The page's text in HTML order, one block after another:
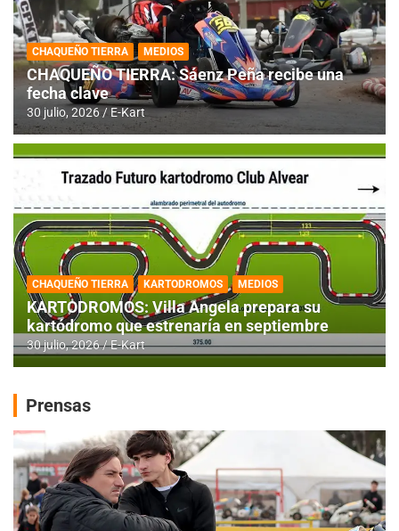
CHAQUEÑO TIERRA MEDIOS
CHAQUEÑO TIERRA: Sáenz Peña recibe una
fecha clave
30 julio, 2026 E-Kart
CHAQUEÑO TIERRA KARTODROMOS MEDIOS
KARTODROMOS: Villa Angela prepara su
kartódromo que estrenaría en septiembre
30 julio, 2026 E-Kart
Prensas